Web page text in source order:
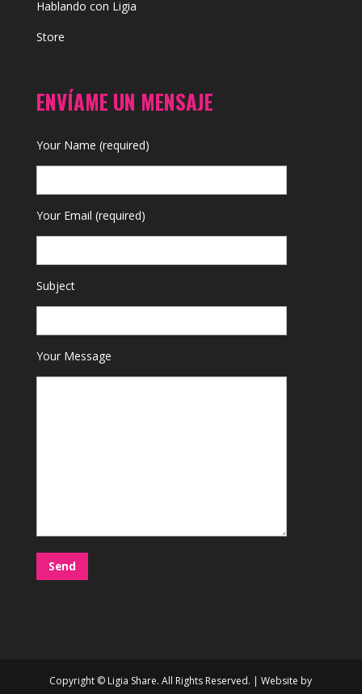
Hablando con Ligia
Store
ENVÍAME UN MENSAJE
Your Name (required)
Your Email (required)
Subject
Your Message
Copyright © Ligia Share. All Rights Reserved. | Website by